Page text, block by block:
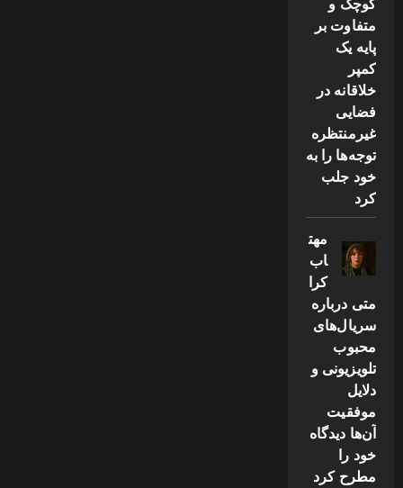
متفاوت بر
پایه یک
کمپر
خلاقانه در
فضایی
غیرمنتظره
توجه‌ها را به
خود جلب
کرد
مهت
اب
کرا
متی درباره
سریال‌های
محبوب
تلویزیونی و
دلایل
موفقیت
آن‌ها دیدگاه
خود را
مطرح کرد